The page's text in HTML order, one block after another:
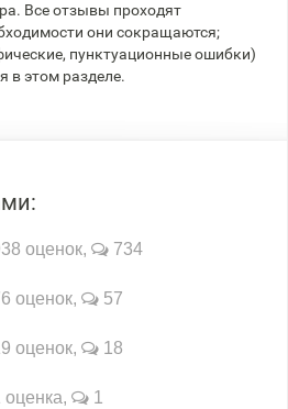
Все отзывы проходят
они сокращаются;
пунктуационные ошибки)
в этом разделе.
оценок, 734
оценок, 57
оценок, 18
оценка, 1